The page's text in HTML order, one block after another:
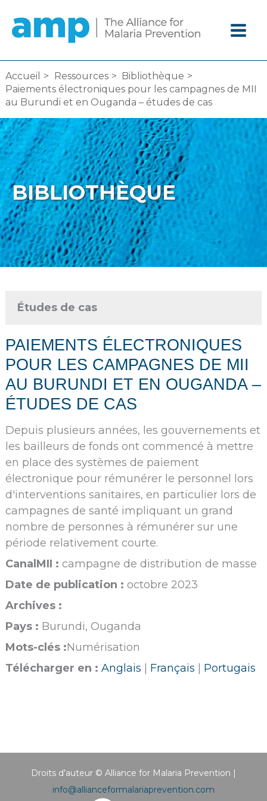
contenu
Accueil Ressources
Bibliothèque
Paiements électroniques pour les campagnes de MII
au Burundi et en Ouganda – études de cas
BIBLIOTHÈQUE
Études de cas
PAIEMENTS ÉLECTRONIQUES
POUR LES CAMPAGNES DE MII
AU BURUNDI ET EN OUGANDA –
ÉTUDES DE CAS
Depuis plusieurs années, les gouvernements et
les bailleurs de fonds ont commencé à mettre
en place des systèmes de paiement
électronique pour rémunérer le personnel lors
d'interventions sanitaires, en particulier lors de
campagnes de santé impliquant un grand
nombre de personnes à rémunérer sur une
période relativement courte.
CanalMII : campagne de distribution de masse
Date de publication : octobre 2023
Archives :
Pays : Burundi, Ouganda
Mots-clés :Numérisation
Télécharger en : Anglais | Français | Portugais
Droits d'auteur © Alliance for Malaria Prevention |
info@allianceformalariaprevention.com